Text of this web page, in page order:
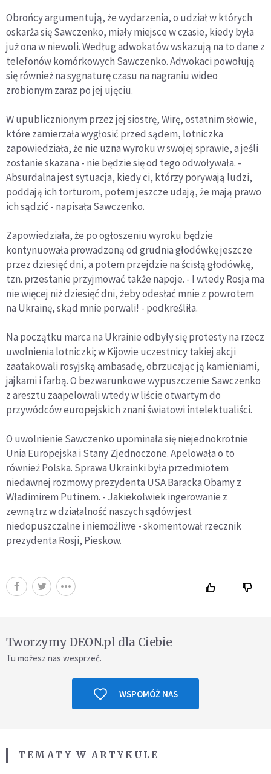
Obrońcy argumentują, że wydarzenia, o udział w których
oskarża się Sawczenko, miały miejsce w czasie, kiedy była
już ona w niewoli. Według adwokatów wskazują na to dane z
telefonów komórkowych Sawczenko. Adwokaci powołują
się również na sygnaturę czasu na nagraniu wideo
zrobionym zaraz po jej ujęciu.
W upublicznionym przez jej siostrę, Wirę, ostatnim słowie,
które zamierzała wygłosić przed sądem, lotniczka
zapowiedziała, że nie uzna wyroku w swojej sprawie, a jeśli
zostanie skazana - nie będzie się od tego odwoływała. -
Absurdalna jest sytuacja, kiedy ci, którzy porywają ludzi,
poddają ich torturom, potem jeszcze udają, że mają prawo
ich sądzić - napisała Sawczenko.
Zapowiedziała, że po ogłoszeniu wyroku będzie
kontynuowała prowadzoną od grudnia głodówkę jeszcze
przez dziesięć dni, a potem przejdzie na ścisłą głodówkę,
tzn. przestanie przyjmować także napoje. - I wtedy Rosja ma
nie więcej niż dziesięć dni, żeby odesłać mnie z powrotem
na Ukrainę, skąd mnie porwali! - podkreśliła.
Na początku marca na Ukrainie odbyły się protesty na rzecz
uwolnienia lotniczki; w Kijowie uczestnicy takiej akcji
zaatakowali rosyjską ambasadę, obrzucając ją kamieniami,
jajkami i farbą. O bezwarunkowe wypuszczenie Sawczenko
z aresztu zaapelowali wtedy w liście otwartym do
przywódców europejskich znani światowi intelektualiści.
O uwolnienie Sawczenko upominała się niejednokrotnie
Unia Europejska i Stany Zjednoczone. Apelowała o to
również Polska. Sprawa Ukrainki była przedmiotem
niedawnej rozmowy prezydenta USA Baracka Obamy z
Władimirem Putinem. - Jakiekolwiek ingerowanie z
zewnątrz w działalność naszych sądów jest
niedopuszczalne i niemożliwe - skomentował rzecznik
prezydenta Rosji, Pieskow.
Tworzymy DEON.pl dla Ciebie
Tu możesz nas wesprzeć.
WSPOMÓŻ NAS
TEMATY W ARTYKULE